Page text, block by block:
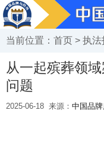
当前位置： 首页 > 执法
从一起殡葬领
问题
2025-06-18 来源： 中国品牌